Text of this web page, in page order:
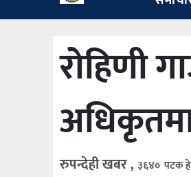
रोहिणी
रुपन्देही खबर , ३६४० पटक